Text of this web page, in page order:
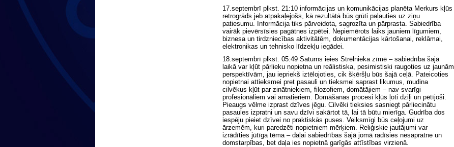
17.septembrī plkst. 21:10 informācijas un komunikācijas planēta Merkurs kļūs
retrogrāds jeb atpakaļejošs, kā rezultātā būs grūti paļauties uz ziņu
patiesumu. Informācija tiks pārveidota, sagrozīta un pārprasta. Sabiedrība
vairāk pievērsīsies pagātnes izpētei. Nepiemērots laiks jauniem līgumiem,
biznesa un tirdzniecības aktivitātēm, dokumentācijas kārtošanai, reklāmai,
elektronikas un tehnisko līdzekļu iegādei.
18.septembrī plkst. 05:49 Saturns ieies Strēlnieka zīmē – sabiedrība šajā
laikā var kļūt pārlieku nopietna un reālistiska, pesimistiski raugoties uz jaunām
perspektīvām, jau iepriekš iztēlojoties, cik šķēršļu būs šajā ceļā. Pateicoties
nopietnai attieksmei pret pasauli un tieksmei saprast likumus, mudina
cilvēkus kļūt par zinātniekiem, filozofiem, domātājiem – nav svarīgi
profesionāliem vai amatieriem. Domāšanas procesi kļūs ļoti dziļi un pētījoši.
Pieaugs vēlme izprast dzīves jēgu. Cilvēki tieksies sasniegt pārliecinātu
pasaules izpratni un savu dzīvi sakārtot tā, lai tā būtu mierīga. Gudrība dos
iespēju pieiet dzīvei no praktiskās puses. Veiksmīgi būs ceļojumi uz
ārzemēm, kuri paredzēti nopietniem mērķiem. Reliģiskie jautājumi var
izrādīties jūtīga tēma – daļai sabiedrības šajā jomā radīsies nesapratne un
domstarpības, bet daļa ies nopietnā garīgās attīstības virzienā.